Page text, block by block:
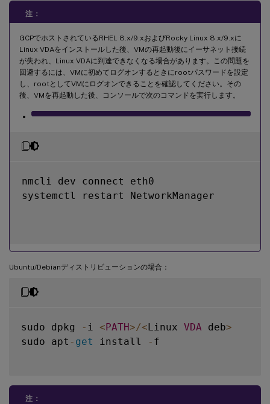
注：
GCPでホストされているRHEL 8.x/9.xおよびRocky Linux 8.x/9.xに
Linux VDAをインストールした後、VMの再起動後にイーサネット接続
が失われ、Linux VDAに到達できなくなる場合があります。この問題を
回避するには、VMに初めてログオンするときにrootパスワードを設定
し、rootとしてVMにログオンできることを確認してください。その
後、VMを再起動した後、コンソールで次のコマンドを実行します。
nmcli dev connect eth0
systemctl restart NetworkManager
Ubuntu/Debianディストリビューションの場合：
sudo dpkg - i < PATH>/< Linux VDA deb>
sudo apt - get install - f
注：